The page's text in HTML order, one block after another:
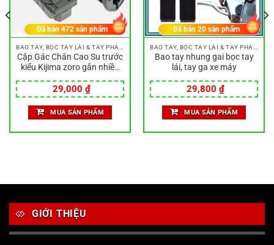
Cặp Gác Chân Cao Su trước
kiểu Kijima zoro gắn nhiều
Dream Fu Led …..
29,000 ₫
Đã bán472 sản phẩm
MUA SẢN PHẨM
Bao tay nhung gai bọc tay
lái, tay ga xe máy
29,800 ₫
Đã bán 20sản phẩm
MUA SẢN PHẨM
GIỚI THIỆU